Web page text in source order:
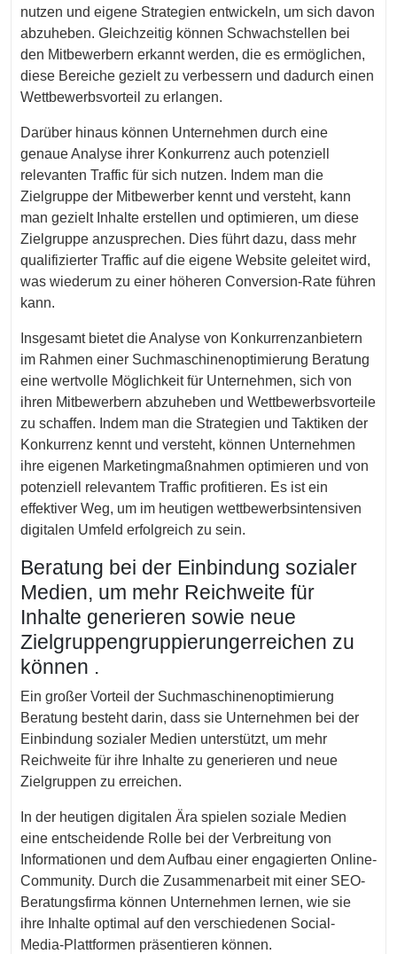
nutzen und eigene Strategien entwickeln, um sich davon
abzuheben. Gleichzeitig können Schwachstellen bei
den Mitbewerbern erkannt werden, die es ermöglichen,
diese Bereiche gezielt zu verbessern und dadurch einen
Wettbewerbsvorteil zu erlangen.
Darüber hinaus können Unternehmen durch eine
genaue Analyse ihrer Konkurrenz auch potenziell
relevanten Traffic für sich nutzen. Indem man die
Zielgruppe der Mitbewerber kennt und versteht, kann
man gezielt Inhalte erstellen und optimieren, um diese
Zielgruppe anzusprechen. Dies führt dazu, dass mehr
qualifizierter Traffic auf die eigene Website geleitet wird,
was wiederum zu einer höheren Conversion-Rate führen
kann.
Insgesamt bietet die Analyse von Konkurrenzanbietern
im Rahmen einer Suchmaschinenoptimierung Beratung
eine wertvolle Möglichkeit für Unternehmen, sich von
ihren Mitbewerbern abzuheben und Wettbewerbsvorteile
zu schaffen. Indem man die Strategien und Taktiken der
Konkurrenz kennt und versteht, können Unternehmen
ihre eigenen Marketingmaßnahmen optimieren und von
potenziell relevantem Traffic profitieren. Es ist ein
effektiver Weg, um im heutigen wettbewerbsintensiven
digitalen Umfeld erfolgreich zu sein.
Beratung bei der Einbindung sozialer
Medien, um mehr Reichweite für
Inhalte generieren sowie neue
Zielgruppengruppierungerreichen zu
können .
Ein großer Vorteil der Suchmaschinenoptimierung
Beratung besteht darin, dass sie Unternehmen bei der
Einbindung sozialer Medien unterstützt, um mehr
Reichweite für ihre Inhalte zu generieren und neue
Zielgruppen zu erreichen.
In der heutigen digitalen Ära spielen soziale Medien
eine entscheidende Rolle bei der Verbreitung von
Informationen und dem Aufbau einer engagierten Online-
Community. Durch die Zusammenarbeit mit einer SEO-
Beratungsfirma können Unternehmen lernen, wie sie
ihre Inhalte optimal auf den verschiedenen Social-
Media-Plattformen präsentieren können.